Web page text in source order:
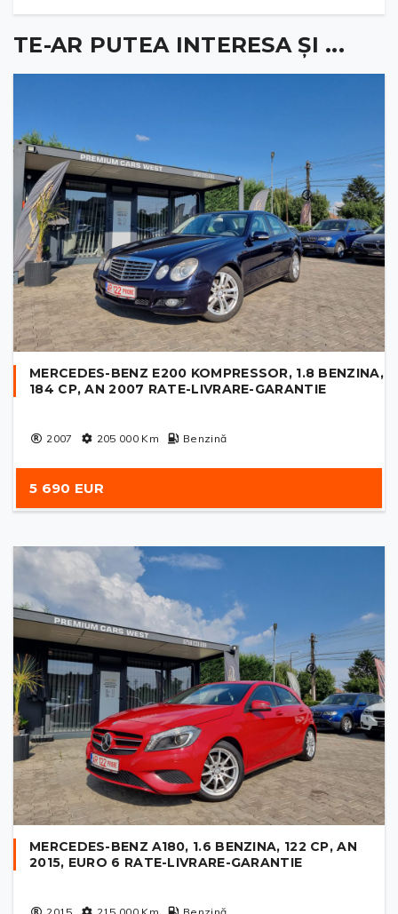
TE-AR PUTEA INTERESA ȘI ...
MERCEDES-BENZ E200 KOMPRESSOR, 1.8 BENZINA,
184 CP, AN 2007 RATE-LIVRARE-GARANTIE
2007 205 000Km Benzină
5 690 EUR
MERCEDES-BENZ A180, 1.6 BENZINA, 122 CP, AN
2015, EURO 6 RATE-LIVRARE-GARANTIE